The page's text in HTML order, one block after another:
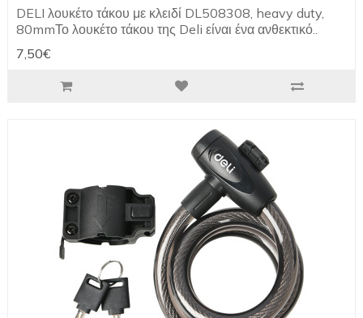
DELI λουκέτο τάκου με κλειδί DL508308, heavy duty,
80mmΤο λουκέτο τάκου της Deli είναι ένα ανθεκτικό..
7,50€